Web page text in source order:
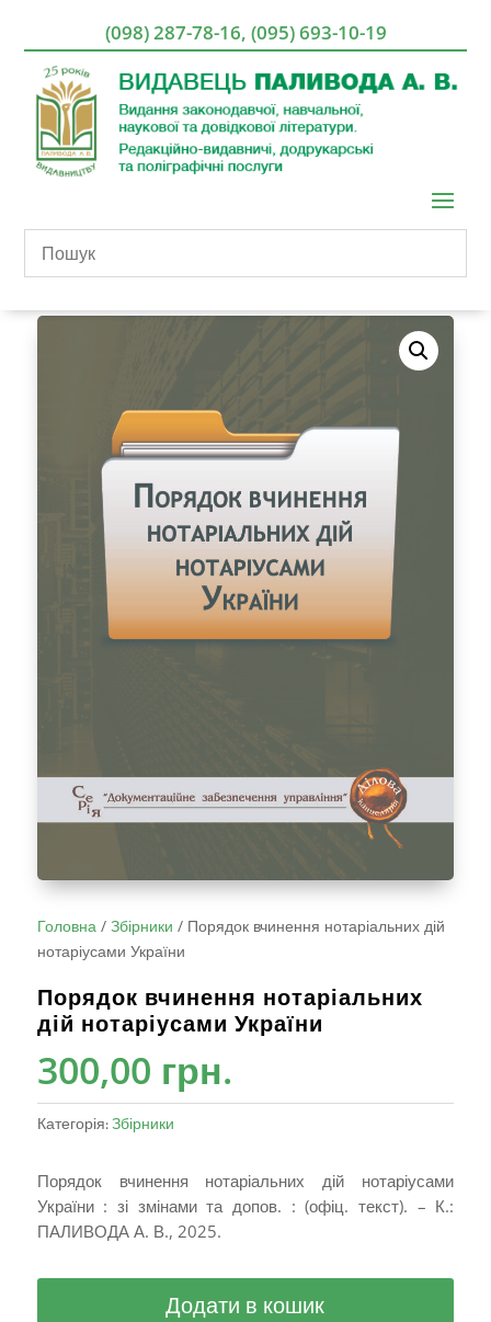
(098) 287-78-16, (095) 693-10-19
Головна/ Збірники / Порядок вчинення нотаріальних дій
нотаріусами України
Порядок вчинення нотаріальних
дій нотаріусами України
300,00 грн.
Категорія: Збірники
Порядок вчинення нотаріальних дій нотаріусами
України : зі змінами та допов. : (офіц. текст). – К.:
ПАЛИВОДА А. В., 2025.
Додати в кошик